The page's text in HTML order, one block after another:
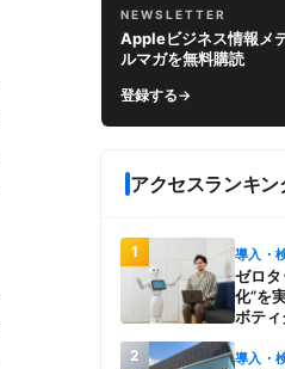
NEWSLETTER
Appleビジネス情報メ
ルマガを無料購読
登録する→
アクセスランキン
1 導入・
ゼロタ
化”を
ボテ
2 導入・